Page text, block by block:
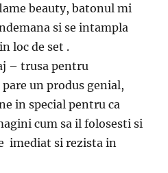
beauty, batonul mi
si se intampla
loc de set .
– trusa pentru
un produs genial,
in special pentru ca
cum sa il folosesti si
imediat si rezista in